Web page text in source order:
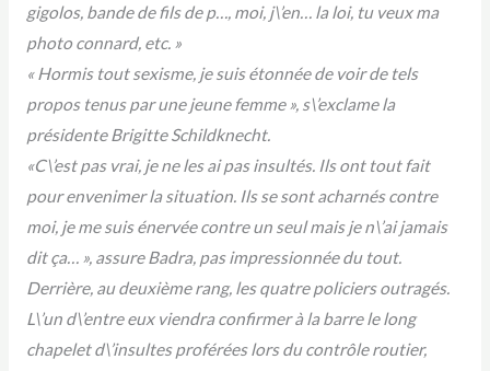
gigolos, bande de fils de p…, moi, j\’en… la loi, tu veux ma
photo connard, etc. »
« Hormis tout sexisme, je suis étonnée de voir de tels
propos tenus par une jeune femme », s\’exclame la
présidente Brigitte Schildknecht.
«C\’est pas vrai, je ne les ai pas insultés. Ils ont tout fait
pour envenimer la situation. Ils se sont acharnés contre
moi, je me suis énervée contre un seul mais je n\’ai jamais
dit ça… », assure Badra, pas impressionnée du tout.
Derrière, au deuxième rang, les quatre policiers outragés.
L\’un d\’entre eux viendra confirmer à la barre le long
chapelet d\’insultes proférées lors du contrôle routier,